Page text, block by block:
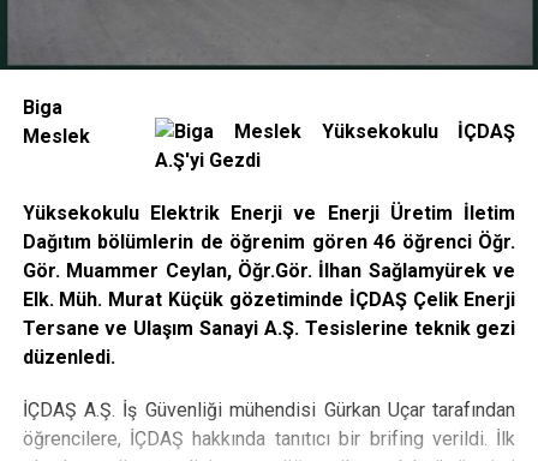
Biga
Meslek
Yüksekokulu Elektrik Enerji ve Enerji Üretim İletim
Dağıtım bölümlerin de öğrenim gören 46 öğrenci Öğr.
Gör. Muammer Ceylan, Öğr.Gör. İlhan Sağlamyürek ve
Elk. Müh. Murat Küçük gözetiminde İÇDAŞ Çelik Enerji
Tersane ve Ulaşım Sanayi A.Ş. Tesislerine teknik gezi
düzenledi.
İÇDAŞ A.Ş. İş Güvenliği mühendisi Gürkan Uçar tarafından
öğrencilere, İÇDAŞ hakkında tanıtıcı bir brifing verildi. İlk